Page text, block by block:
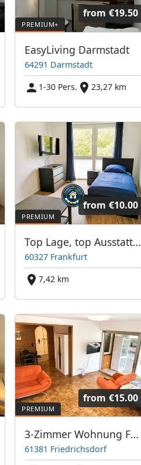
from €19.50
EasyLiving Darmstadt
64291 Darmstadt
1-30 Pers.
23,27 km
from €10.00
Top Lage, top Ausstattung: Monteurwohnung Frankfurter Bett GmbH
60327 Frankfurt
7,42 km
from €15.00
3-Zimmer Wohnung Friedrichsdorf mit großem Balkon TV's
61381 Friedrichsdorf